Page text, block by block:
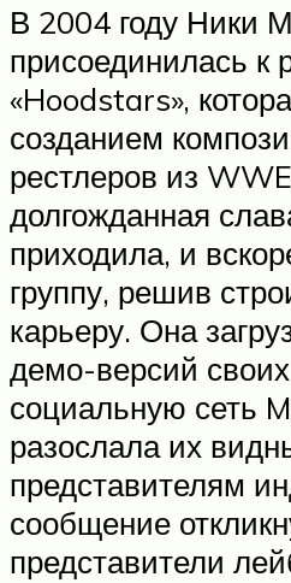
В 2004 году Ники
присоединилась к
«Hoodstars»,
созданием
рестлеров из
долгожданная
приходила, и
группу, решив
карьеру. Она
демо-версий
социальную сеть
разослала их
представителям
сообщение
представители